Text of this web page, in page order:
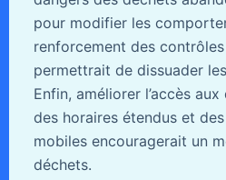
pour modifier les
renforcement des
permettrait de dissuader
Enfin, améliorer l’accès
des horaires étendus et
mobiles encouragerait un
déchets.